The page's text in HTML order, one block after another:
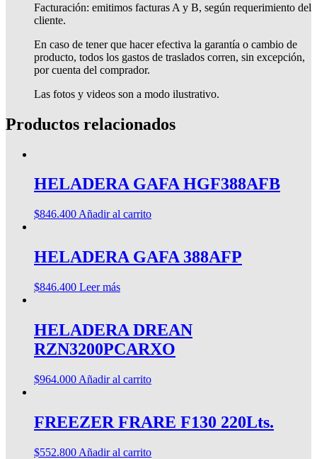
Facturación: emitimos facturas A y B, según requerimiento del
cliente.
En caso de tener que hacer efectiva la garantía o cambio de
producto, todos los gastos de traslados corren, sin excepción,
por cuenta del comprador.
Las fotos y videos son a modo ilustrativo.
Productos relacionados
HELADERA GAFA HGF388AFB
$846.400 Añadir al carrito
HELADERA GAFA 388AFP
$846.400 Leer más
HELADERA DREAN
RZN3200PCARXO
$964.000 Añadir al carrito
FREEZER FRARE F130 220Lts.
$552.800 Añadir al carrito